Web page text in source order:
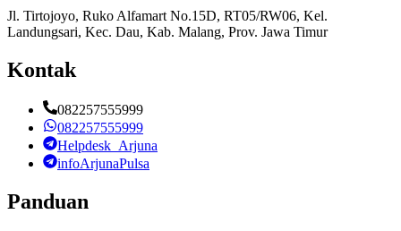
Jl. Tirtojoyo, Ruko Alfamart No.15D, RT05/RW06, Kel.
Landungsari, Kec. Dau, Kab. Malang, Prov. Jawa Timur
Kontak
082257555999
082257555999
Helpdesk_Arjuna
infoArjunaPulsa
Panduan